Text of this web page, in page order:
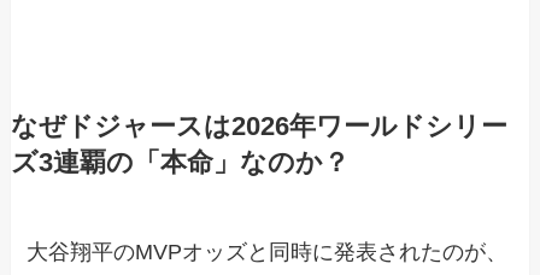
なぜドジャースは2026年ワールドシリー
ズ3連覇の「本命」なのか？
大谷翔平のMVPオッズと同時に発表されたのが、